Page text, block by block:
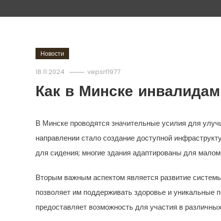
Новости
18.11.2024 vepsrf1977
Как в Минске
В Минске проводятся значительные усилия для
направлении стало создание доступной
для сидения; многие здания адаптированы для
Вторым важным аспектом является развитие
позволяет им поддерживать здоровье и уникальные
предоставляет возможность для участия в